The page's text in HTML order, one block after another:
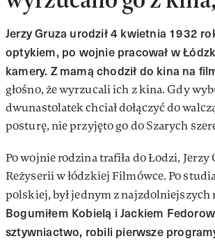
Jerzy Gruza urodził 4 kwietnia 1932
optykiem, po wojnie pracował w
kamery. Z mamą chodził do kina na
głośno, że wyrzucali ich z kina. Gdy
dwunastolatek chciał dołączyć do
posturę, nie przyjęto go do Szarych
Po wojnie rodzina trafiła do Łodzi, Jerzy
Reżyserii w łódzkiej Filmówce. Po
polskiej, był jednym z
Bogumiłem Kobielą i Jackiem
sztywniactwo, robili pierwsze